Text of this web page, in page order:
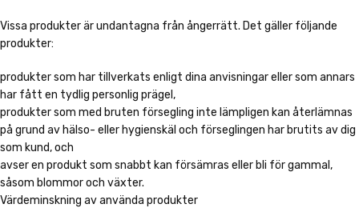
Vissa produkter är undantagna från ångerrätt. Det gäller följande
produkter:
produkter som har tillverkats enligt dina anvisningar eller som annars
har fått en tydlig personlig prägel,
produkter som med bruten försegling inte lämpligen kan återlämnas
på grund av hälso- eller hygienskäl och förseglingen har brutits av dig
som kund, och
avser en produkt som snabbt kan försämras eller bli för gammal,
såsom blommor och växter.
Värdeminskning av använda produkter